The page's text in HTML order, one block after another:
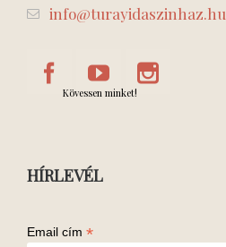
info@turayidaszinhaz.hu
Kövessen minket!
HÍRLEVÉL
Email cím *